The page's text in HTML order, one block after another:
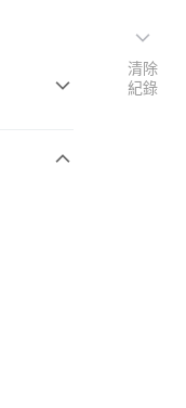
清除
紀錄